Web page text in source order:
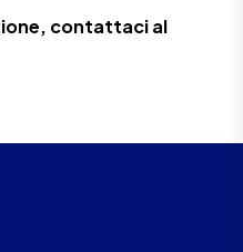
contattaci al